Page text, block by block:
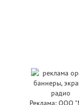
Реклама: ООО